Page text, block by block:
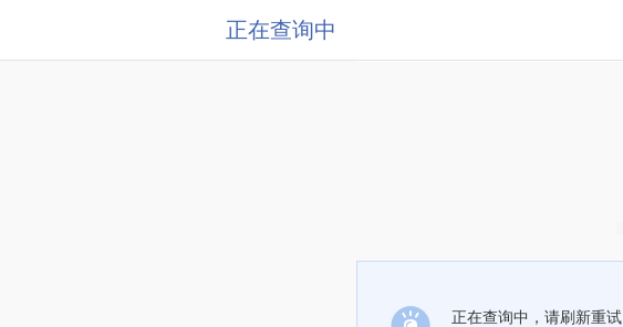
正在查询中
正在查询中，请刷新重试